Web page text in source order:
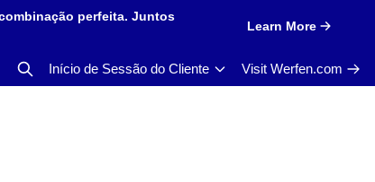
perfeita. Juntos
Learn More
Início de Sessão do Cliente Visit Werfen.com